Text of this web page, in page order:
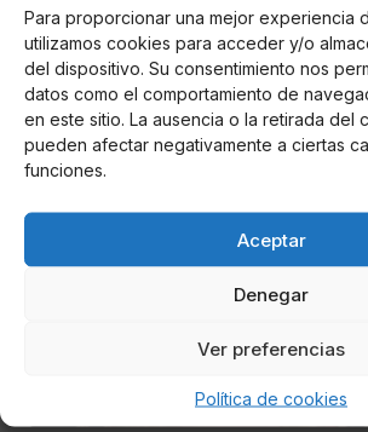
Para proporcionar una mejor experiencia
utilizamos cookies para acceder y/o
del dispositivo. Su consentimiento nos
datos como el comportamiento de
en este sitio. La ausencia o la retirada del
pueden afectar negativamente a ciertas
funciones.
Aceptar
Denegar
Ver preferencias
Política de cookies
LIDLT 3: La bomba que puede
el futuro de La isla de las
Se filtra nueva información delicada que
entreijos del reality show de Telecinco
MUNDO ROSA